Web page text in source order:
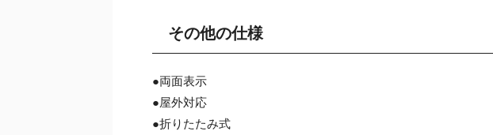
その他の仕様
●両面表示
●屋外対応
●折りたたみ式